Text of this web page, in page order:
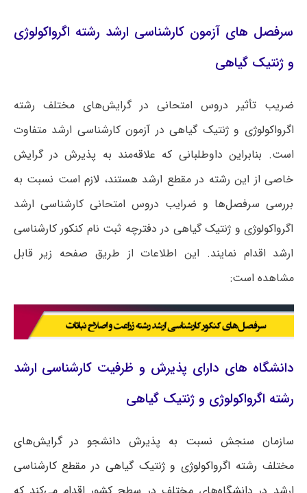
سرفصل های آزمون کارشناسی ارشد رشته اﮔﺮواﻛﻮﻟﻮژی
و ژنتیک ﮔﻴﺎهی
ضریب تأثیر دروس امتحانی در گرایش‌های مختلف رشته
اﮔﺮواﻛﻮﻟﻮژی و ژنتیک ﮔﻴﺎهی در آزمون کارشناسی ارشد متفاوت
است. بنابراین داوطلبانی که علاقه‌مند به پذیرش در گرایش
خاصی از این رشته در مقطع ارشد هستند، لازم است نسبت به
بررسی سرفصل‌ها و ضرایب دروس امتحانی کارشناسی ارشد
اﮔﺮواﻛﻮﻟﻮژی و ژنتیک ﮔﻴﺎهی در دفترچه ثبت نام کنکور کارشناسی
ارشد اقدام نمایند. این اطلاعات از طریق صفحه زیر قابل
مشاهده است:
دانشگاه های دارای پذیرش و ظرفیت کارشناسی ارشد
رشته اﮔﺮواﻛﻮﻟﻮژی و ژنتیک ﮔﻴﺎهی
سازمان سنجش نسبت به پذیرش دانشجو در گرایش‌های
مختلف رشته اﮔﺮواﻛﻮﻟﻮژی و ژنتیک ﮔﻴﺎهی در مقطع کارشناسی